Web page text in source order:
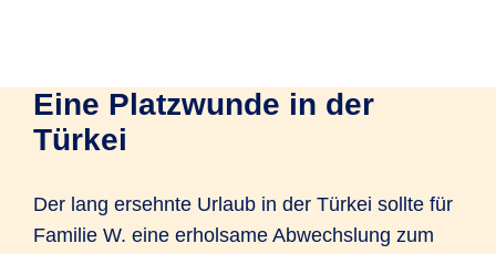
Eine Platzwunde in der
Türkei
Der lang ersehnte Urlaub in der Türkei sollte für
Familie W. eine erholsame Abwechs­lung zum